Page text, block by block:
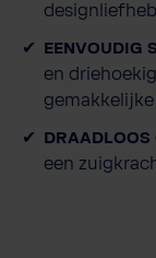
EENVOUDIG
en
DRAADLOOS
een